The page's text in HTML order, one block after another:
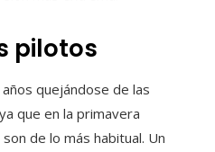
pilotos
quejándose de las
que en la primavera
de lo más habitual. Un